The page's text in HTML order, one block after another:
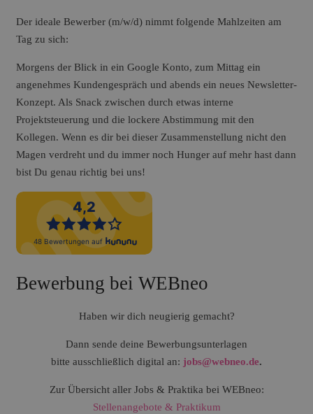
Der ideale Bewerber (m/w/d) nimmt folgende Mahlzeiten am
Tag zu sich:
Morgens der Blick in ein Google Konto, zum Mittag ein
angenehmes Kundengespräch und abends ein neues Newsletter-
Konzept. Als Snack zwischen durch etwas interne
Projektsteuerung und die lockere Abstimmung mit den
Kollegen. Wenn es dir bei dieser Zusammenstellung nicht den
Magen verdreht und du immer noch Hunger auf mehr hast dann
bist Du genau richtig bei uns!
Bewerbung bei WEBneo
Haben wir dich neugierig gemacht?
Dann sende deine Bewerbungsunterlagen
bitte ausschließlich digital an: jobs@webneo.de.
Zur Übersicht aller Jobs & Praktika bei WEBneo:
Stellenangebote & Praktikum